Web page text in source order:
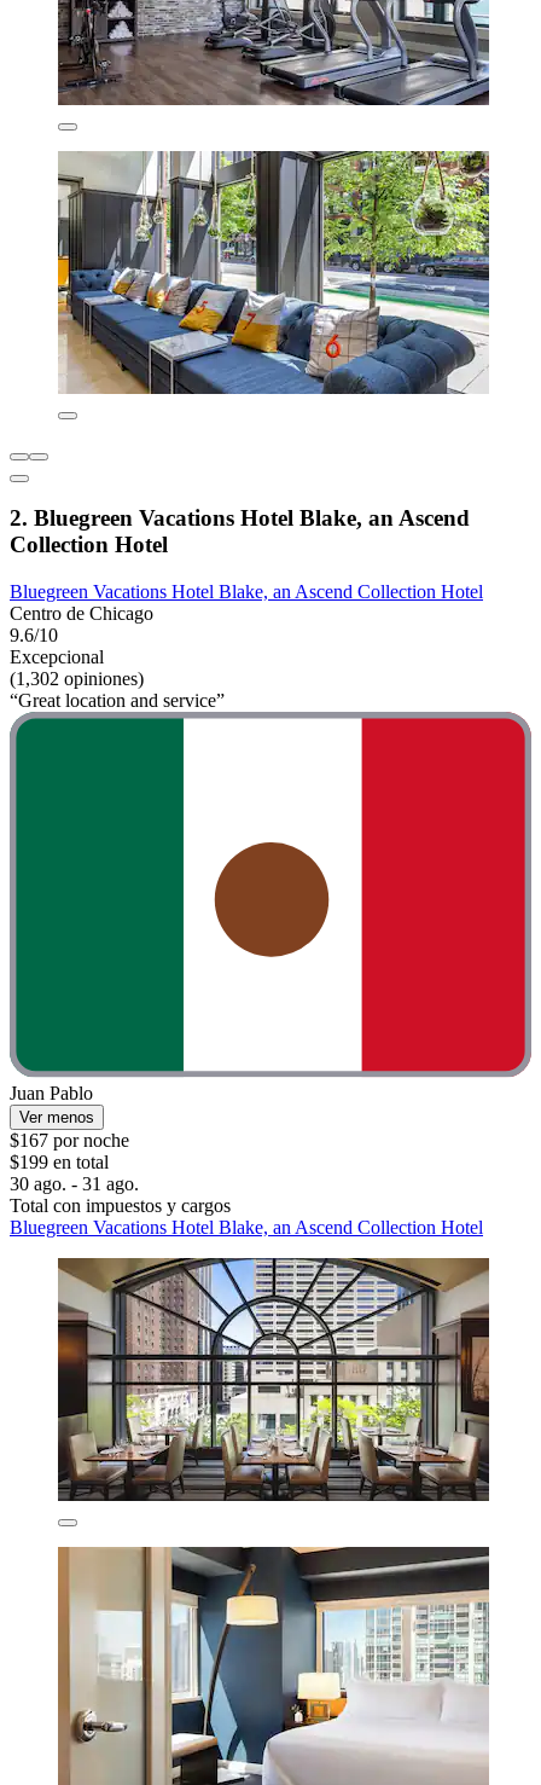
2. Bluegreen Vacations Hotel Blake, an Ascend
Collection Hotel
Bluegreen Vacations Hotel Blake, an Ascend Collection Hotel
Centro de Chicago
9.6/10
Excepcional
(1,302 opiniones)
“Great location and service”
Juan Pablo
Ver menos
$167 por noche
$199 en total
30 ago. - 31 ago.
Total con impuestos y cargos
Bluegreen Vacations Hotel Blake, an Ascend Collection Hotel